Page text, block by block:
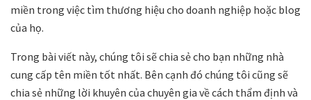
miền trong việc tìm thương hiệu cho doanh nghiệp hoặc blog
của họ.
Trong bài viết này, chúng tôi sẽ chia sẻ cho bạn những nhà
cung cấp tên miền tốt nhất. Bên cạnh đó chúng tôi cũng sẽ
chia sẻ những lời khuyên của chuyên gia về cách thẩm định và